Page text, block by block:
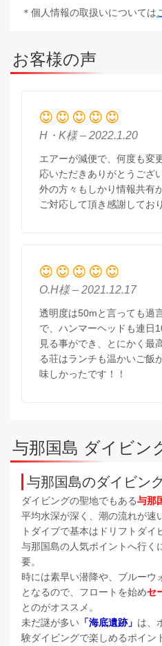
＊個人情報の取扱いについては
お客様の声
H・K様 – 2022.1.20
エアーが減便で、何度も変
応いただきありがとうござ
外の方々もしかり情報共有
ご対応して頂き感謝してお
O.H様 – 2021.12.17
透明度は50mと言っても過
で、ハンマーヘッドも連日
見る事ができ、とにかく最
る荘はランチも温かいご飯
味しかったです！！
与那国島 ダイビン
与那国島のダイビン
ダイビングの聖地でもある与那
平均水深が深く、潮の流れが速
トダイブで基本はドリフトダイ
与那国島の人気ポイントへ行く
要。
時には素早い潜降や、ブルーウ
となるので、フロートを始めセ
とのがオススメ。
未だ謎が多い 「海底遺跡」 は、
験ダイビングで楽しめるポイン